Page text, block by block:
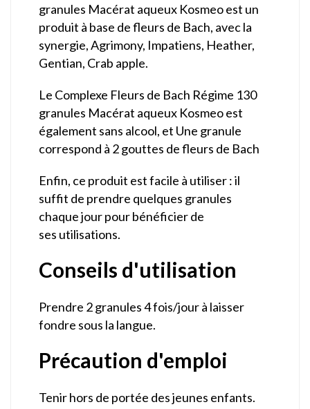
granules Macérat aqueux Kosmeo est un
produit à base de fleurs de Bach, avec la
synergie, Agrimony, Impatiens, Heather,
Gentian, Crab apple.
Le Complexe Fleurs de Bach Régime 130
granules Macérat aqueux Kosmeo est
également sans alcool, et Une granule
correspond à 2 gouttes de fleurs de Bach
Enfin, ce produit est facile à utiliser : il
suffit de prendre quelques granules
chaque jour pour bénéficier de
ses utilisations.
Conseils d'utilisation
Prendre 2 granules 4 fois/jour à laisser
fondre sous la langue.
Précaution d'emploi
Tenir hors de portée des jeunes enfants.